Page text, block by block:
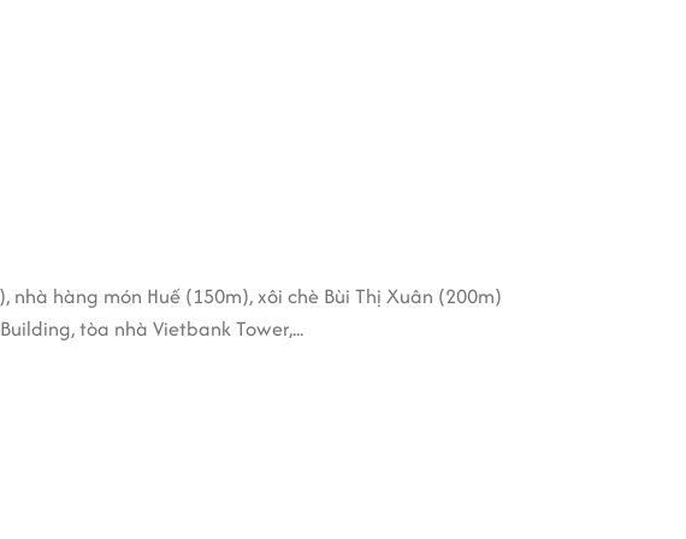
hàng món Huế (150m), xôi chè Bùi Thị Xuân (200m)
tòa nhà Vietbank Tower,...